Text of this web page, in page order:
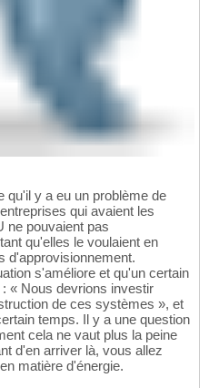
qu'il y a eu un problème de
qui avaient les
ne pouvaient pas
qu'elles le voulaient en
d'approvisionnement.
s'améliore et qu'un certain
« Nous devrions investir
de ces systèmes », et
temps. Il y a une question
cela ne vaut plus la peine
d'en arriver là, vous allez
matière d'énergie.